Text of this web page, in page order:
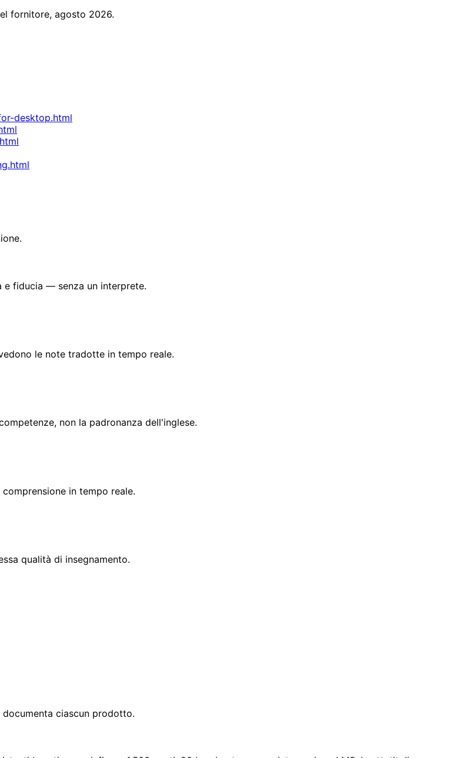
fornitore, agosto 2026.
desktop.html
e fiducia — senza un interprete.
le note tradotte in tempo reale.
non la padronanza dell'inglese.
in tempo reale.
qualità di insegnamento.
ciascun prodotto.